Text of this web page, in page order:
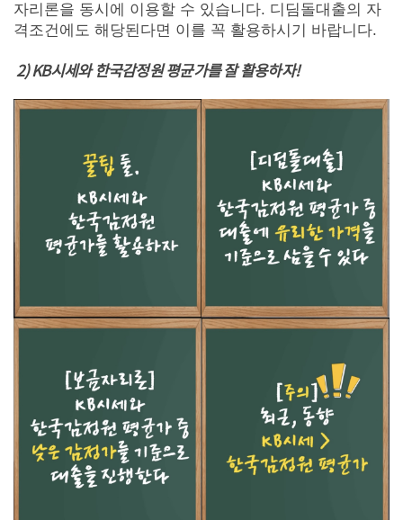
자리론을 동시에 이용할 수 있습니다. 디딤돌대출의 자
격조건에도 해당된다면 이를 꼭 활용하시기 바랍니다.
2) KB시세와 한국감정원 평균가를 잘 활용하자!